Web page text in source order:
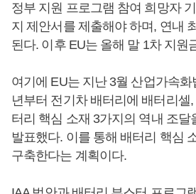
정부 지원 프로그램 참여 희망자
지 제안서를 제출해야 하며, 연내
된다. 이후 EU는 올해 말 1차 지원
여기에 EU는 지난 3월 산업가속화
년부터 전기차 배터리에 배터리셀
터리 핵심 소재 3가지의 역내 조달
발표했다. 이를 통해 배터리 핵심
구축한다는 계획이다.